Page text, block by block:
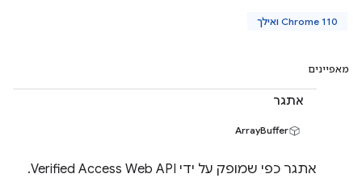
Chrome 110 ואילך
מאפיינים
אתגר
ArrayBuffer
אתגר כפי שמופק על ידי Verified Access Web API.